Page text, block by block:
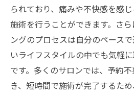
られており、痛みや不快感を感
施術を行うことができます。さ
ングのプロセスは自分のペース
いライフスタイルの中でも気軽
です。多くのサロンでは、予約
き、短時間で施術が完了するた